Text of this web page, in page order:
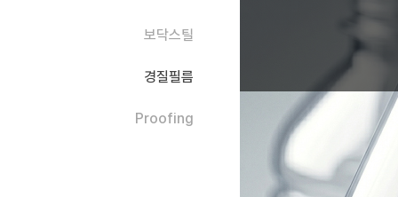
보닥스틸
경질필름
Proofing